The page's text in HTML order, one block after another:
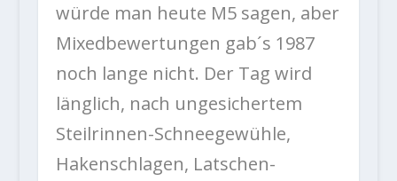
würde man heute M5 sagen, aber
Mixedbewertungen gab´s 1987
noch lange nicht. Der Tag wird
länglich, nach ungesichertem
Steilrinnen-Schneegewühle,
Hakenschlagen, Latschen-